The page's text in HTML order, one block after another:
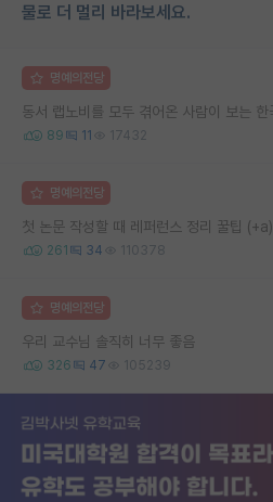
물로 더 멀리 바라보세요.
명예의전당
89 11 17432
명예의전당
첫 논문 작성할 때 레퍼런스 정리 꿀팁 (+a)
261 34 110378
명예의전당
우리 교수님 솔직히 너무 좋음
326 47 105239